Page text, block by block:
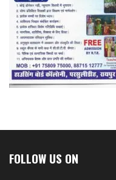
FOLLOW US ON